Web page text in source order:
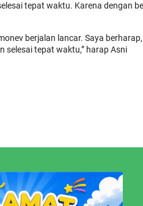
tepat waktu. Karena dengan
berjalan lancar. Saya
selesai tepat waktu,” harap Asni